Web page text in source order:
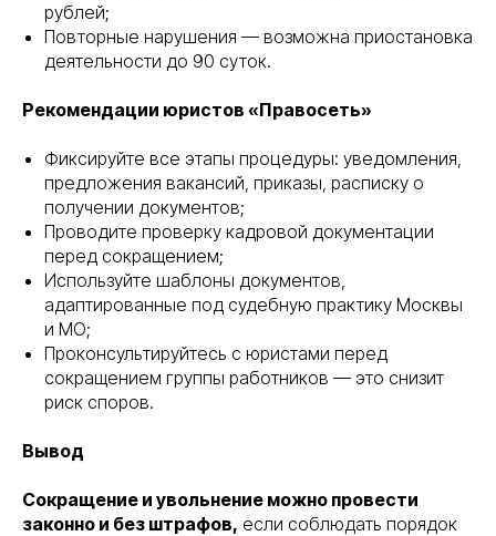
рублей;
Повторные нарушения — возможна приостановка
деятельности до 90 суток.
Рекомендации юристов «Правосеть»
Фиксируйте все этапы процедуры: уведомления,
предложения вакансий, приказы, расписку о
получении документов;
Проводите проверку кадровой документации
перед сокращением;
Используйте шаблоны документов,
адаптированные под судебную практику Москвы
и МО;
Проконсультируйтесь с юристами перед
сокращением группы работников — это снизит
риск споров.
Вывод
Сокращение и увольнение можно провести
законно и без штрафов, если соблюдать порядок